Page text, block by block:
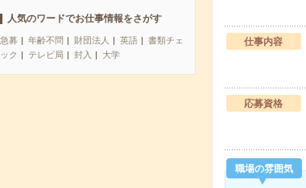
人気のワードでお仕事情報をさがす
急募 年齢不問 財団法人 英語
書類チェ
ック
テレビ局 封入 大学
仕事内容
応募資格
職場の雰囲気